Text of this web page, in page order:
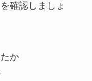
確認しましょ
か